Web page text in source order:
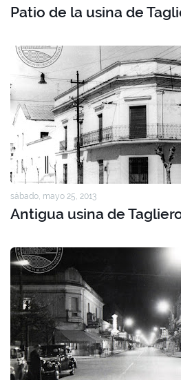
Patio de la usina de
sábado, mayo 25, 2013
Antigua usina de